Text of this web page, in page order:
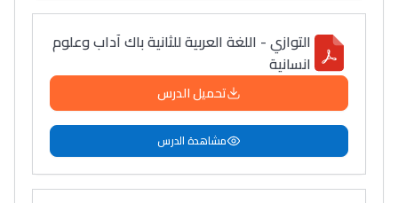
التوازي - اللغة العربية للثانية باك آداب وعلوم
انسانية
تحميل الدرس
مشاهدة الدرس